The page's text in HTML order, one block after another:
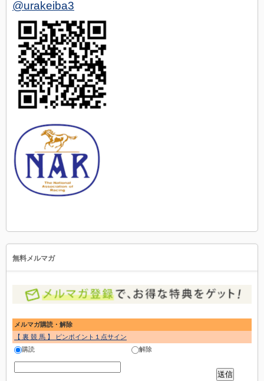
@urakeiba3
無料メルマガ
メルマガ購読・解除
【 裏 競 馬 】 ピンポイント１点サイン
購読
解除